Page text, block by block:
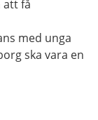
att få
med unga
ska vara en